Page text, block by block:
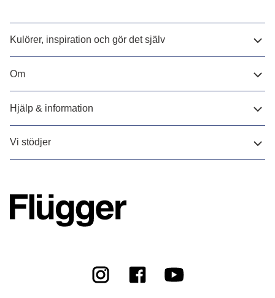
Kulörer, inspiration och gör det själv
Om
Hjälp & information
Vi stödjer